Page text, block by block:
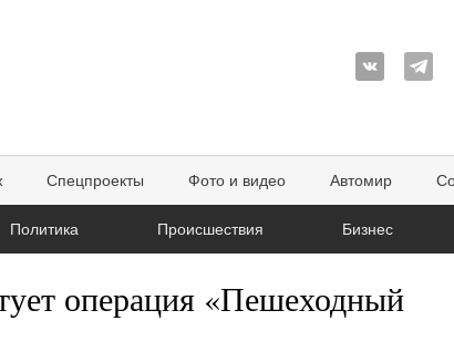
Спецпроекты Фото и видео Автомир
Политика Происшествия Бизнес
операция «Пешеходный